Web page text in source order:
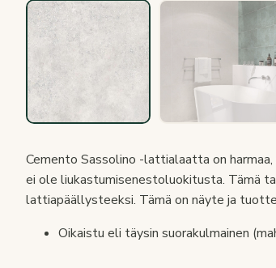
Cemento Sassolino -lattialaatta on
ei ole liukastumisenestoluokitusta. Tämä
lattiapäällysteeksi. Tämä on näyte ja
Oikaistu eli täysin suorakulmainen